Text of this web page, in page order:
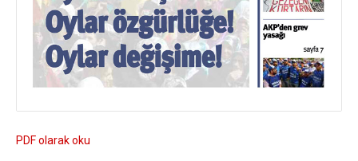
PDF olarak oku